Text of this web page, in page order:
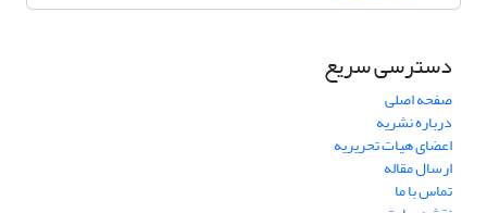
دسترسی سریع
صفحه اصلی
درباره نشریه
اعضای هیات تحریریه
ارسال مقاله
تماس با ما